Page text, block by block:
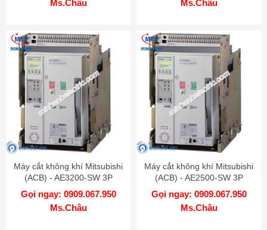
Ms.Châu
Ms.Châu
Máy cắt không khí Mitsubishi
(ACB) - AE3200-SW 3P
3200A 85kA DR
Gọi ngay: 0909.067.950
Ms.Châu
Máy cắt không khí Mitsubishi
(ACB) - AE2500-SW 3P
2500A 85kA DR
Gọi ngay: 0909.067.950
Ms.Châu